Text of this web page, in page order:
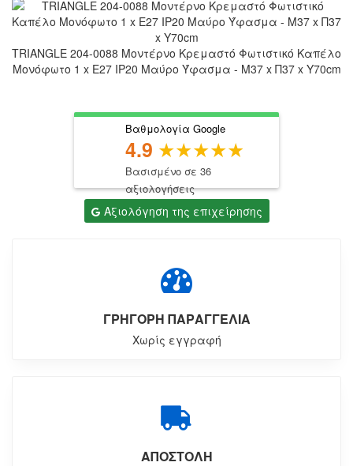
TRIANGLE 204-0088 Μοντέρνο Κρεμαστό Φωτιστικό Kαπέλο
Μονόφωτο 1 x E27 IP20 Μαύρο Ύφασμα - Μ37 x Π37 x Υ70cm
Βαθμολογία Google
4.9
Βασισμένο σε 36
αξιολογήσεις
Αξιολόγηση της επιχείρησης
ΓΡΗΓΟΡΗ ΠΑΡΑΓΓΕΛΙΑ
Χωρίς εγγραφή
ΑΠΟΣΤΟΛΗ